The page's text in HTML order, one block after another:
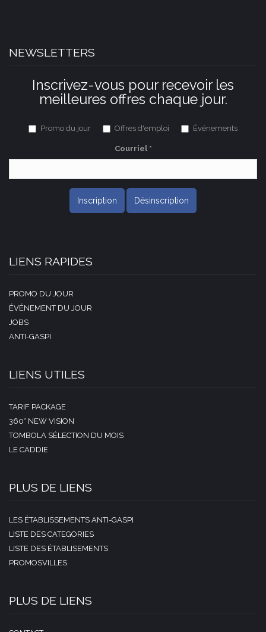
NEWSLETTERS
Inscrivez-vous pour recevoir les
meilleures offres chaque jour.
Promo du jour Offres d'emploi Événements
Courriel *
Inscription Désinscription
LIENS RAPIDES
PROMO DU JOUR
ÉVÉNEMENT DU JOUR
JOBS
ANTI-GASPI
LIENS UTILES
TARIF PACKAGE
360° NEW VISION
TOMBOLA SÉLECTION DU MOIS
LE CADDIE
PLUS DE LIENS
LES ÉTABLISSEMENTS ANTI-GASPI
LISTE DES CATEGORIES
LISTE DES ÉTABLISEMENTS
PROMOSVILLES
PLUS DE LIENS